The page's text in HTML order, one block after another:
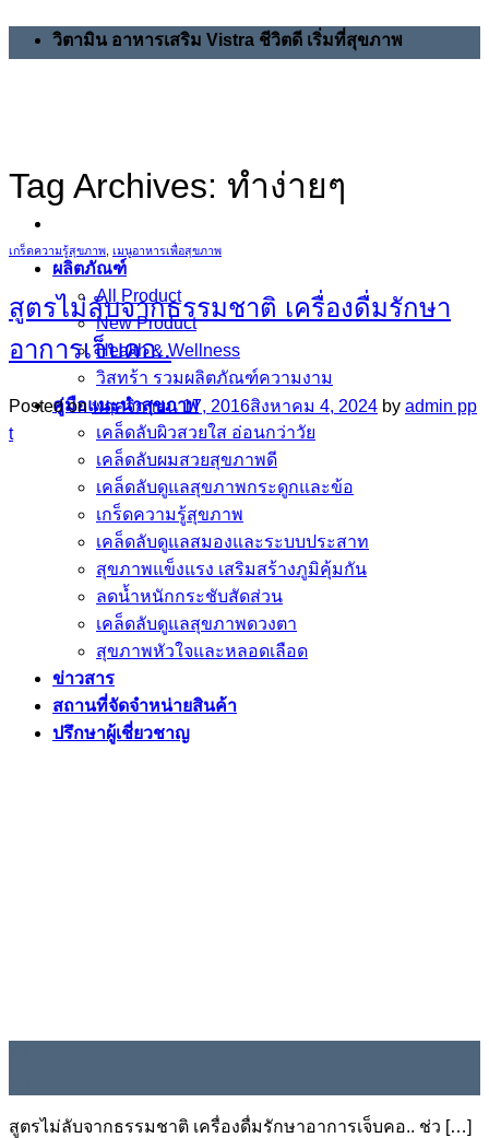
วิตามิน อาหารเสริม Vistra ชีวิตดี เริ่มที่สุขภาพ
ผลิตภัณฑ์
All Product
New Product
Health & Wellness
วิสทร้า รวมผลิตภัณฑ์ความงาม
คู่มือแนะนำสุขภาพ
เคล็ดลับผิวสวยใส อ่อนกว่าวัย
เคล็ดลับผมสวยสุขภาพดี
เคล็ดลับดูแลสุขภาพกระดูกและข้อ
เกร็ดความรู้สุขภาพ
เคล็ดลับดูแลสมองและระบบประสาท
สุขภาพแข็งแรง เสริมสร้างภูมิคุ้มกัน
ลดน้ำหนักกระชับสัดส่วน
เคล็ดลับดูแลสุขภาพดวงตา
สุขภาพหัวใจและหลอดเลือด
ข่าวสาร
สถานที่จัดจำหน่ายสินค้า
ปรึกษาผู้เชี่ยวชาญ
Tag Archives: ทำง่ายๆ
เกร็ดความรู้สุขภาพ, เมนูอาหารเพื่อสุขภาพ
สูตรไม่ลับจากธรรมชาติ เครื่องดื่มรักษา
อาการเจ็บคอ..
Posted onพฤศจิกายน 17, 2016สิงหาคม 4, 2024 by admin pp
t
สูตรไม่ลับจากธรรมชาติ เครื่องดื่มรักษาอาการเจ็บคอ.. ช่ว […]